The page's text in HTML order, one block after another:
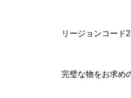
リージョンコード
完璧な物をお求め